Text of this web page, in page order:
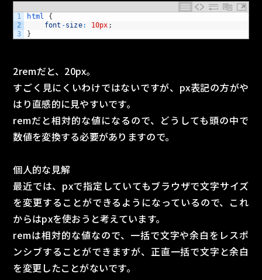
1
2
3
html
{
font -size: 10px ;
}
2remだと、20px。
すごく見にくいわけではないですが、px表記の方がや
はり直感的に見やすいです。
remだと相対的な値になるので、どうしても頭の中で
数値を変換する必要がありますので。
個人的な見解
最近では、pxで指定していてもブラウザで文字サイズ
を変更することができるようになっているので、これ
からはpxを使おうと考えています。
remは相対的な値なので、一括で文字や余白をレスポ
ンシブすることができますが、正直一括で文字と余白
を変更したことがないです。